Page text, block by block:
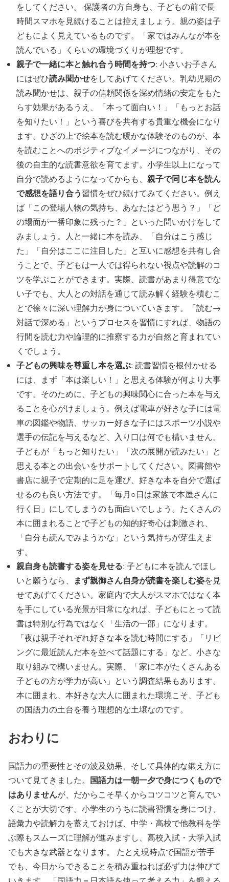
をしてください。 保護者の方自身も、子どもの前で長
時間スマホを見続けることは控えましょう。親の姿は子
どもによく見えているものです。「家ではみんなが本を
読んでいる」くらいの環境づくりが理想です。
親子で一緒に本と触れ合う時間を持つ: 小さいお子さん
にはぜひ読み聞かせをしてあげてください。乳幼児期の
読み聞かせは、親子の信頼関係を深め情緒の安定をもた
らす効果があるうえ、「本って面白い！」「もっとお話
を知りたい！」という喜びを共有する貴重な機会になり
ます。ひざの上で絵本を読む暖かな体験そのものが、本
を読むことへのポジティブなイメージにつながり、その
後の自主的な読書意欲を育てます。小学生以上になって
自分で読めるようになってからも、 親子で同じ本を読ん
で感想を語り合う習慣をぜひ続けてみてください。例え
ば「この登場人物の気持ち、あなたはどう思う？」「ど
の場面が一番印象に残った？」といった問いかけをして
みましょう。人と一緒に本を読み、「自分はこう感じ
た」「自分はここに注目した」と互いに感想を共有し合
うことで、子どもは一人では得られない視点や読解のコ
ツを学ぶことができます。実際、読書があまり得意でな
い子でも、大人との対話を通じて読み解く経験を積むこ
とで徐々に深い理解力が身についていきます。「読む→
対話で深める」というプロセスを習慣にすれば、物語の
行間を読む力や論理的に推察する力が自然と育まれてい
くでしょう。
子どもの興味を尊重し本を選ぶ: 読書習慣を根付かせる
には、まず「本は楽しい！」と思える体験が何より大事
です。そのために、子どもの興味関心に合った本を与え
ることを心がけましょう。例えば電車が好きな子には電
車の図鑑や物語、サッカー好きな子にはスポーツ小説や
選手の伝記を与えるなど、入り口は何でも構いません。
子どもが「もっと知りたい」「次の展開が読みたい」と
思える本との出会いをサポートしてください。図書館や
書店に親子で定期的に足を運び、好きな本を自分で選ば
せるのも良い方法です。「毎月○日は家族で本屋さんに
行く日」にしてしまうのも面白いでしょう。たくさんの
本に囲まれることで子どもの知的好奇心は刺激され、
「自分も読んでみようかな」という気持ちが芽生えま
す。
親自身も読書する姿を見せる: 子どもに本を読んでほし
いと願うなら、
まず親御さん自身が読書を楽しむ姿を見
せてあげてください。家庭内で大人がスマホではなく本
を手にしている光景が日常になれば、子どもにとって読
書は特別な行為ではなく「生活の一部」になります。
「夜は親子それぞれ好きな本を読む時間にする」「リビ
ングに最近読んだ本を並べて話題にする」など、小さな
取り組みで構いません。実際、「家に本がたくさんある
子どもの方が学力が高い」という調査結果もあります。
本に囲まれ、本好きな大人に囲まれた環境こそ、子ども
の国語力の土台を養う理想的な土壌なのです。
おわりに
国語力の重要性とその波及効果、そして具体的な鍛え方に
ついて見てきました。 国語力は一朝一夕で身につくもので
はありませんが、だからこそ早くからコツコツと育んでい
くことが大切です。小学生のうちに読書習慣を身につけ、
語彙力や読解力を蓄えておけば、中学・高校で他教科を学
ぶ際もスムーズに理解が進みますし、高校入試・大学入試
でも大きな武器となります。 たとえ現時点で国語が苦手
でも、今日からできることを積み重ねれば必ず力は伸びて